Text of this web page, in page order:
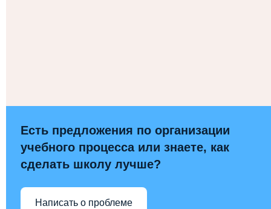
Есть предложения по организации
учебного процесса или знаете, как
сделать школу лучше?
Написать о проблеме